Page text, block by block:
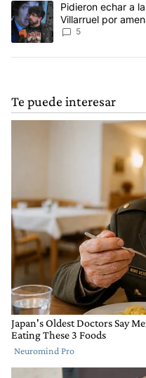
Un artículo de tendencia
Pidieron echar a
Villarruel por
5